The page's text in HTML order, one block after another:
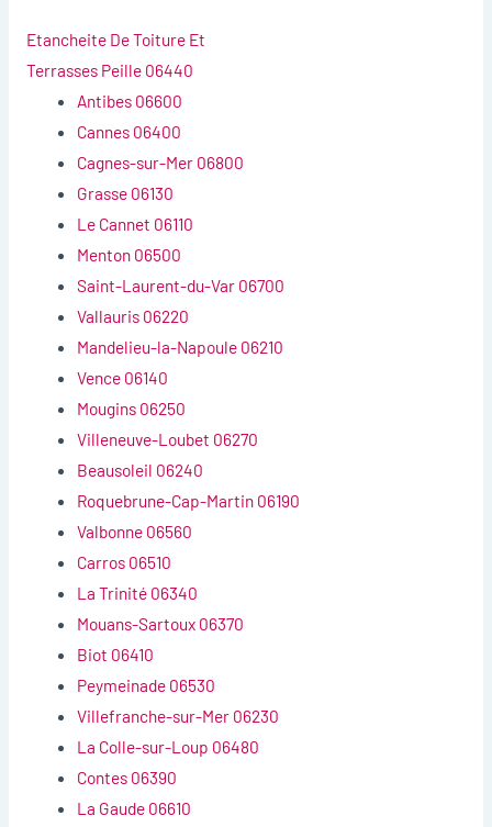
Etancheite De Toiture Et
Terrasses Peille 06440
Antibes 06600
Cannes 06400
Cagnes-sur-Mer 06800
Grasse 06130
Le Cannet 06110
Menton 06500
Saint-Laurent-du-Var 06700
Vallauris 06220
Mandelieu-la-Napoule 06210
Vence 06140
Mougins 06250
Villeneuve-Loubet 06270
Beausoleil 06240
Roquebrune-Cap-Martin 06190
Valbonne 06560
Carros 06510
La Trinité 06340
Mouans-Sartoux 06370
Biot 06410
Peymeinade 06530
Villefranche-sur-Mer 06230
La Colle-sur-Loup 06480
Contes 06390
La Gaude 06610